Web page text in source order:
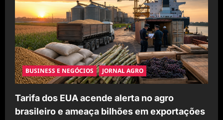
i
o
n
BUSINESS E NEGÓCIOS JORNAL AGRO
Tarifa dos EUA acende alerta no agro
brasileiro e ameaça bilhões em exportações